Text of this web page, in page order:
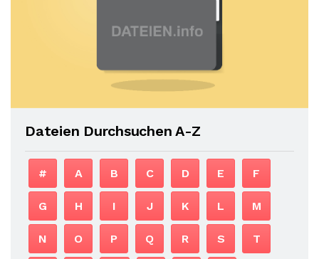
Dateien Durchsuchen A-Z
# A B C D E F
G H I J K L M
N O P Q R S T